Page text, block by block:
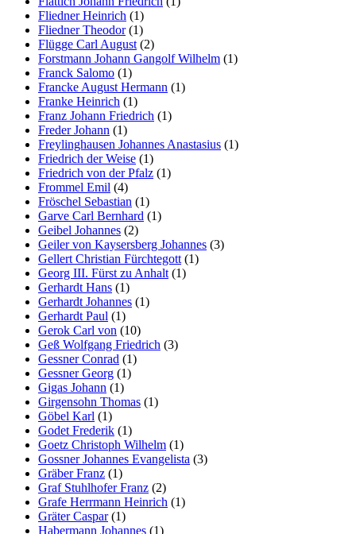
Fliedner Heinrich (1)
Fliedner Theodor(1)
Flügge Carl August (2)
Forstmann Johann Gangolf Wilhelm (1)
Franck Salomo (1)
Francke August Hermann (1)
Franke Heinrich (1)
Franz Johann Friedrich (1)
Freder Johann (1)
Freylinghausen Johannes Anastasius (1)
Friedrich der Weise (1)
Friedrich von der Pfalz (1)
Frommel Emil (4)
Fröschel Sebastian (1)
Garve Carl Bernhard (1)
Geibel Johannes (2)
Geiler von Kaysersberg Johannes (3)
Gellert Christian Fürchtegott (1)
Georg III. Fürst zu Anhalt (1)
Gerhardt Hans (1)
Gerhardt Johannes (1)
Gerhardt Paul (1)
Gerok Carl von (10)
Geß Wolfgang Friedrich (3)
Gessner Conrad (1)
Gessner Georg (1)
Gigas Johann (1)
Girgensohn Thomas (1)
Göbel Karl (1)
Godet Frederik (1)
Goetz Christoph Wilhelm (1)
Gossner Johannes Evangelista (3)
Gräber Franz (1)
Graf Stuhlhofer Franz (2)
Grafe Herrmann Heinrich (1)
Gräter Caspar(1)
Habermann Johannes (1)